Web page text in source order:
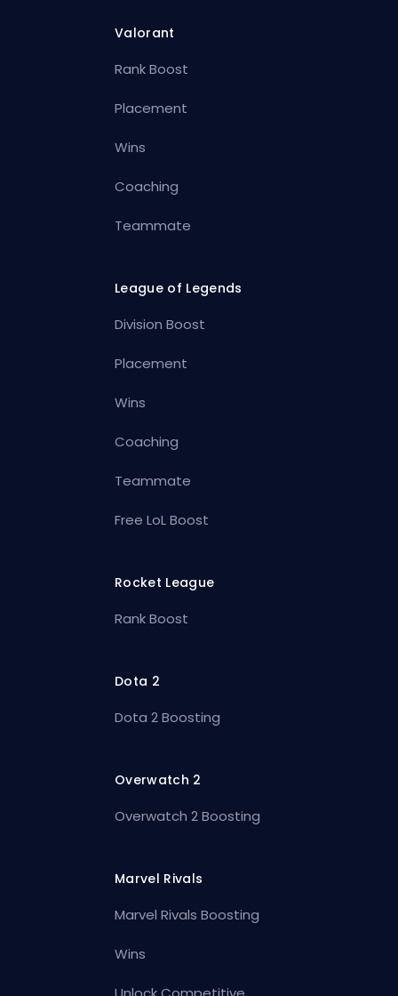
Valorant
Rank Boost
Placement
Wins
Coaching
Teammate
League of Legends
Division Boost
Placement
Wins
Coaching
Teammate
Free LoL Boost
Rocket League
Rank Boost
Dota 2
Dota 2 Boosting
Overwatch 2
Overwatch 2 Boosting
Marvel Rivals
Marvel Rivals Boosting
Wins